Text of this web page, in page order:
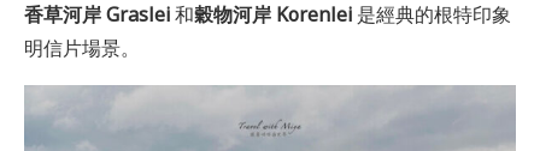
香草河岸 Graslei和穀物河岸 Korenlei 是經典的根特印象
明信片場景。